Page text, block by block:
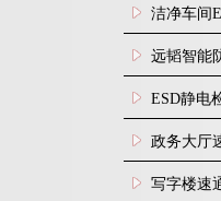
闸安装
洁净车间
机
远韬智能
门禁闸机
​ESD静电
电门禁通
政务大厅
防尾随静
写字楼速